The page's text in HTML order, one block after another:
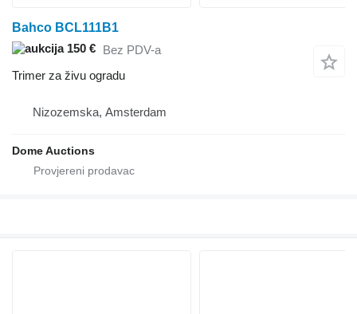
Bahco BCL111B1
150 € Bez PDV-a
Trimer za živu ogradu
Nizozemska, Amsterdam
Dome Auctions